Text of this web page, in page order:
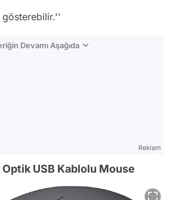
Devamı Aşağıda
Reklam
USB Kablolu Mouse